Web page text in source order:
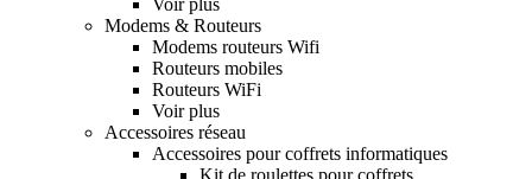
Modems & Routeurs
Modems routeurs Wifi
Routeurs mobiles
Routeurs WiFi
Voir plus
Accessoires réseau
Accessoires pour coffrets informatiques
Kit de roulettes pour coffrets